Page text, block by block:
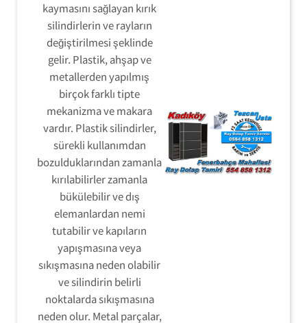
kaymasını sağlayan kırık
silindirlerin ve rayların
değiştirilmesi şeklinde
gelir. Plastik, ahşap ve
metallerden yapılmış
birçok farklı tipte
mekanizma ve makara
vardır. Plastik silindirler,
sürekli kullanımdan
bozulduklarından zamanla
kırılabilirler zamanla
bükülebilir ve dış
elemanlardan nemi
tutabilir ve kapıların
yapışmasına veya
sıkışmasına neden olabilir
ve silindirin belirli
noktalarda sıkışmasına
neden olur. Metal parçalar,